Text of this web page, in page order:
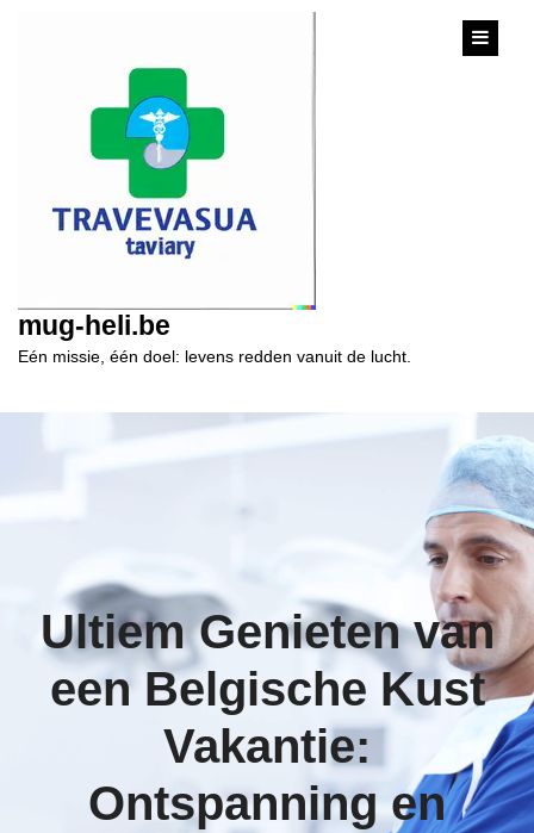
mug-heli.be
Eén missie, één doel: levens redden vanuit de lucht.
Ultiem Genieten van
een Belgische Kust
Vakantie:
Ontspanning en